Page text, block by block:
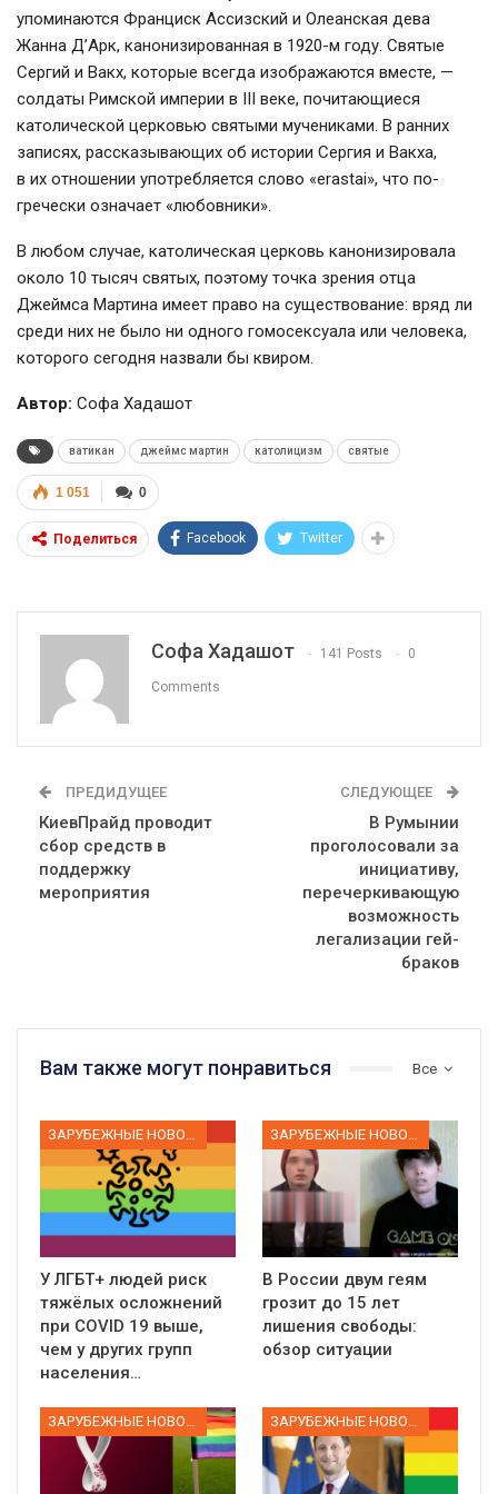
упоминаются Франциск Ассизский и Олеанская дева
Жанна Д’Арк, канонизированная в 1920-м году. Святые
Сергий и Вакх, которые всегда изображаются вместе, —
солдаты Римской империи в III веке, почитающиеся
католической церковью святыми мучениками. В ранних
записях, рассказывающих об истории Сергия и Вакха,
в их отношении употребляется слово «erastai», что по-
гречески означает «любовники».
В любом случае, католическая церковь канонизировала
около 10 тысяч святых, поэтому точка зрения отца
Джеймса Мартина имеет право на существование: вряд ли
среди них не было ни одного гомосексуала или человека,
которого сегодня назвали бы квиром.
Автор: Софа Хадашот
ватикан джеймс мартин католицизм святые
0
1 051
Поделиться Facebook Twitter
Софа Хадашот 141 Posts 0
Comments
ПРЕДИДУЩЕЕ
КиевПрайд проводит
сбор средств в
поддержку
мероприятия
СЛЕДУЮЩЕЕ
В Румынии
проголосовали за
инициативу,
перечеркивающую
возможность
легализации гей-
браков
Все
Вам также могут понравиться
ЗАРУБЕЖНЫЕ НОВОСТИ
У ЛГБТ+ людей риск
тяжёлых осложнений
при COVID 19 выше,
чем у других групп
населения…
ЗАРУБЕЖНЫЕ НОВОСТИ
В России двум геям
грозит до 15 лет
лишения свободы:
обзор ситуации
ЗАРУБЕЖНЫЕ НОВОСТИ ЗАРУБЕЖНЫЕ НОВОСТИ